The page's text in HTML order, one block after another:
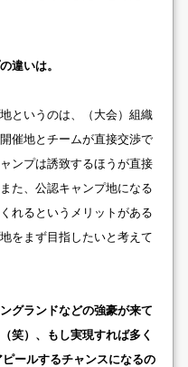
違いは。
というのは、（大会）組織
催地とチームが直接交渉で
ンプは誘致するほうが直接
た、公認キャンプ地になる
れるというメリットがある
をまず目指したいと考えて
グランドなどの強豪が来て
笑）、もし実現すれば多く
ールするチャンスになるの